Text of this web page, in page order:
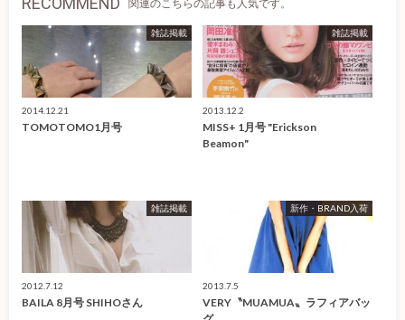
関連のこちらの記事も人気です。
雑誌掲載
2014.12.21
TOMOTOMO1月号
雑誌掲載
2013.12.2
MISS+ 1月号 "Erickson
Beamon"
雑誌掲載
2012.7.12
BAILA 8月号 SHIHOさん
新作・BRAND入荷
2013.7.5
VERY〝MUAMUA〟ラフィアバッ